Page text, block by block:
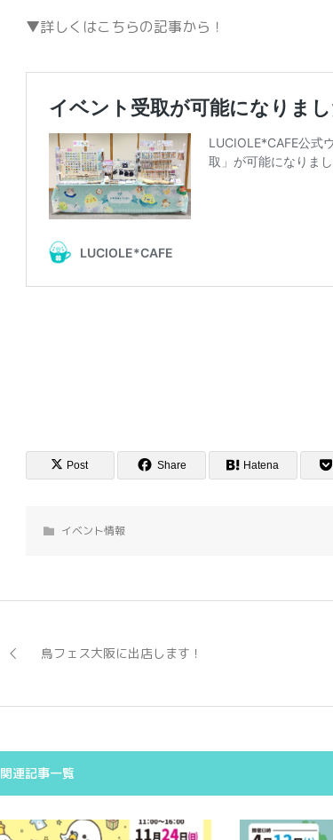
▼詳しくはこちらの記事から！
Post Share Hatena
イベント情報
鳥フェス大阪に出店します！
関連記事一覧